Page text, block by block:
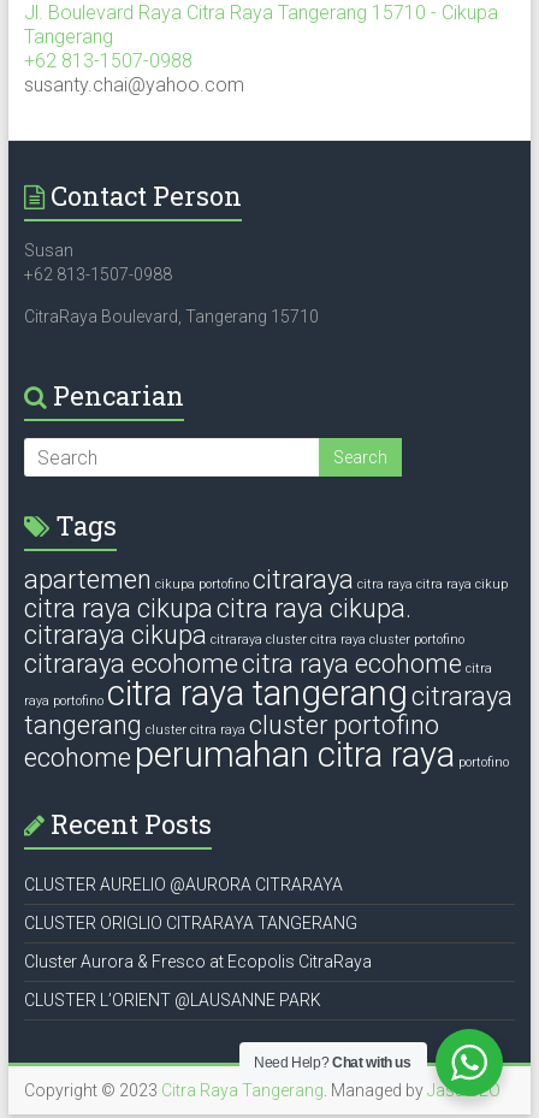
Jl. Boulevard Raya Citra Raya Tangerang 15710 - Cikupa
Tangerang
+62 813-1507-0988
susanty.chai@yahoo.com
Contact Person
Susan
+62 813-1507-0988
CitraRaya Boulevard, Tangerang 15710
Pencarian
Tags
apartemen cikupa portofino citraraya citra raya citra raya cikup
citra raya cikupacitra raya cikupa.
citraraya cikupa citraraya cluster citra raya cluster portofino
citraraya ecohomecitra raya ecohome citra
raya portofino citra raya tangerang citraraya
tangerang cluster citra raya cluster portofino
ecohome perumahan citra raya portofino
Recent Posts
CLUSTER AURELIO @AURORA CITRARAYA
CLUSTER ORIGLIO CITRARAYA TANGERANG
Cluster Aurora & Fresco at Ecopolis CitraRaya
CLUSTER L’ORIENT @LAUSANNE PARK
Copyright © 2023 Citra Raya Tangerang. Managed byJasa SEO
Need Help?Chat with us